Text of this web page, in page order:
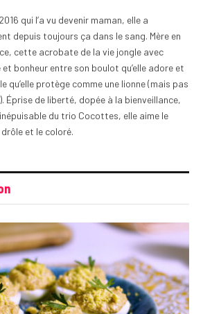
qui l’a vu devenir maman, elle a
depuis toujours ça dans le sang. Mère en
cette acrobate de la vie jongle avec
et bonheur entre son boulot qu’elle adore et
qu’elle protège comme une lionne (mais pas
Éprise de liberté, dopée à la bienveillance,
du trio Cocottes, elle aime le
drôle et le coloré.